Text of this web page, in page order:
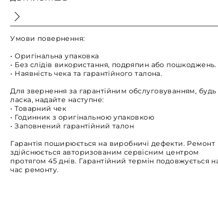
Умови повернення:
• Оригінальна упаковка
• Без слідів використання, подряпин або пошкоджень.
• Наявність чека та гарантійного талона.
Для звернення за гарантійним обслуговуванням, будь
ласка, надайте наступне:
• Товарний чек
• Годинник з оригінальною упаковкою
• Заповнений гарантійний талон
Гарантія поширюється на виробничі дефекти. Ремонт
здійснюється авторизованим сервісним центром
протягом 45 днів. Гарантійний термін подовжується
час ремонту.